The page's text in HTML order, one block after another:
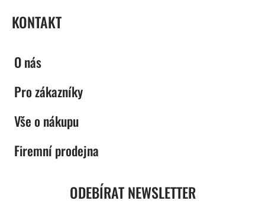
KONTAKT
O nás
Pro zákazníky
Vše o nákupu
Firemní prodejna
ODEBÍRAT NEWSLETTER